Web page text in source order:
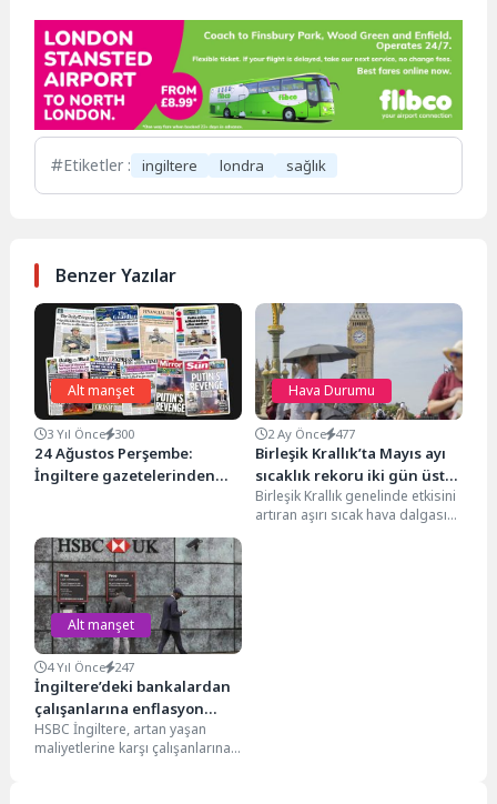
Etiketler : ingiltere londra sağlık
Benzer Yazılar
Alt manşet
3 Yıl Önce 300
24 Ağustos Perşembe:
İngiltere gazetelerinden
Hava Durumu
2 Ay Önce 477
Birleşik Krallık’ta Mayıs ayı
sıcaklık rekoru iki gün üst
üste kırıldı
Birleşik Krallık genelinde etkisini
artıran aşırı sıcak hava dalgası
Alt manşet
4 Yıl Önce 247
İngiltere’deki bankalardan
çalışanlarına enflasyon
desteği
HSBC İngiltere, artan yaşan
maliyetlerine karşı çalışanlarına